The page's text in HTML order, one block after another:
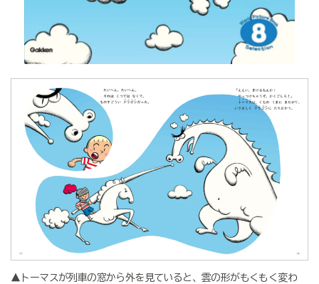
▲トーマスが列車の窓から外を見ていると、雲の形がもくもく変わ